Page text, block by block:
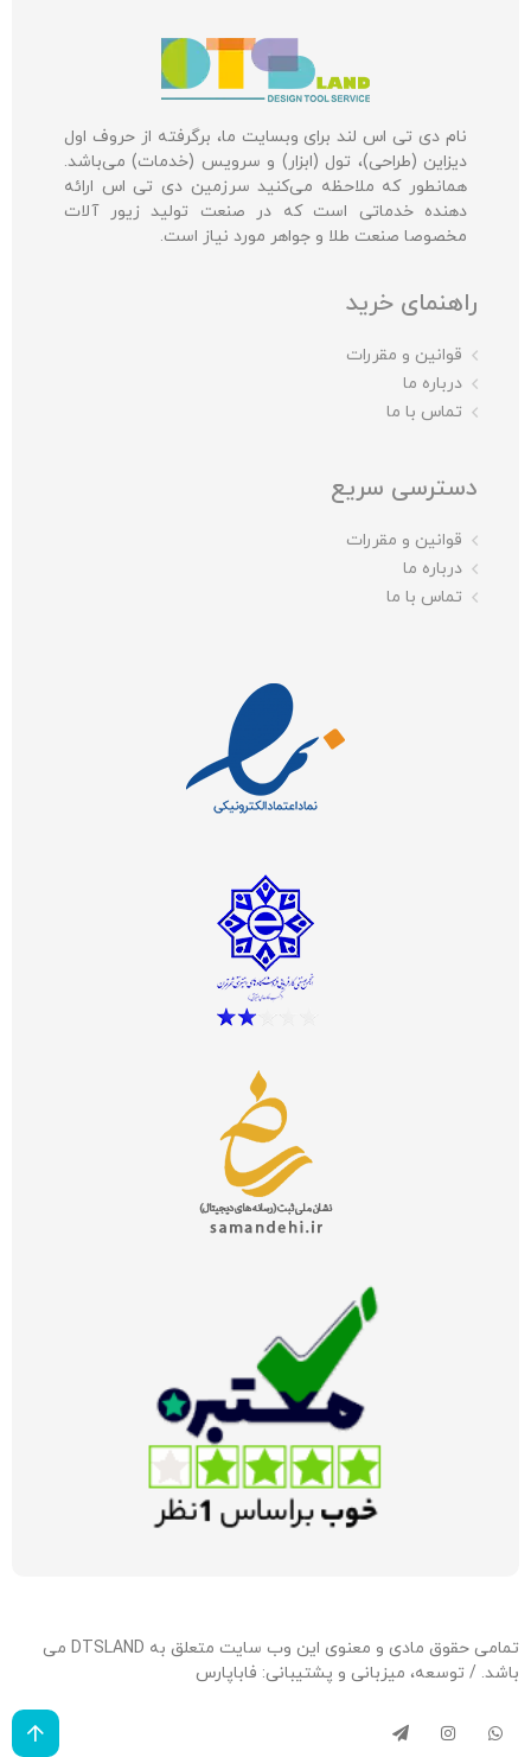
نام دی تی اس لند برای وبسایت ما، برگرفته از حروف اول
دیزاین (طراحی)، تول (ابزار) و سرویس (خدمات) می‌باشد.
همانطور که ملاحظه می‌کنید سرزمین دی تی اس ارائه
دهنده خدماتی است که در صنعت تولید زیور آلات
مخصوصا صنعت طلا و جواهر مورد نیاز است.
راهنمای خرید
قوانین و مقررات
درباره ما
تماس با ما
دسترسی سریع
قوانین و مقررات
درباره ما
تماس با ما
تمامی حقوق مادی و معنوی این وب سایت متعلق به DTSLAND می
باشد. / توسعه، میزبانی و پشتیبانی: فاباپارس